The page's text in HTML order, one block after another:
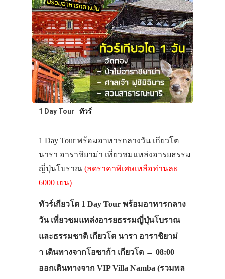
1 Day Tour ทัวร์
1 Day Tour พร้อมอาหารกลางวัน เกียวโต
นารา อาราชิยาม่า เที่ยวชมแหล่งอารยธรรม
ญี่ปุ่นโบราณ (ลดราคาพิเศษเหลือท่านละ
6000 เยน)
ทัวร์เกียวโต 1 Day Tour พร้อมอาหารกลาง
วัน เที่ยวชมแหล่งอารยธรรมญี่ปุ่นโบราณ
และธรรมชาติ เกียวโต นารา อาราชิยาม่
า เดินทางจากโอซาก้า เกียวโต → 08:00
ออกเดินทางจาก VIP Villa Namba (รวมพล